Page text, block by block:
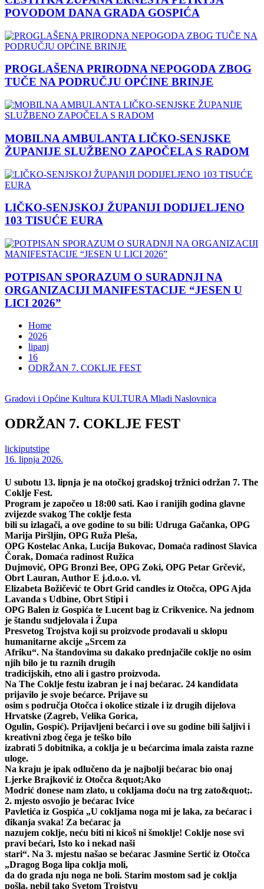
POVODOM DANA GRADA GOSPIĆA
PROGLAŠENA PRIRODNA NEPOGODA ZBOG
TUČE NA PODRUČJU OPĆINE BRINJE
MOBILNA AMBULANTA LIČKO-SENJSKE
ŽUPANIJE SLUŽBENO ZAPOČELA S RADOM
LIČKO-SENJSKOJ ŽUPANIJI DODIJELJENO
103 TISUĆE EURA
POTPISAN SPORAZUM O SURADNJI NA
ORGANIZACIJI MANIFESTACIJE “JESEN U
LICI 2026”
Home
2026
lipanj
16
ODRŽAN 7. COKLJE FEST
Gradovi i Općine Kultura KULTURA Mladi Naslovnica
ODRŽAN 7. COKLJE FEST
lickiputstipe
16. lipnja 2026.
U subotu 13. lipnja je na otočkoj gradskoj tržnici održan 7. The
Coklje Fest.
Program je započeo u 18:00 sati. Kao i ranijih godina glavne
zvijezde svakog The coklje festa
bili su izlagači, a ove godine to su bili: Udruga Gačanka, OPG
Marija Piršljin, OPG Ruža Pleša,
OPG Kostelac Anka, Lucija Bukovac, Domaća radinost Slavica
Čorak, Domaća radinost Ružica
Dujmović, OPG Bronzi Bee, OPG Zoki, OPG Petar Grčević,
Obrt Lauran, Author E j.d.o.o. vl.
Elizabeta Božičević te Obrt Grid candles iz Otočca, OPG Ajda
Lavanda s Udbine, Obrt Stipi i
OPG Balen iz Gospića te Lucent bag iz Crikvenice. Na jednom
je štandu sudjelovala i Župa
Presvetog Trojstva koji su proizvode prodavali u sklopu
humanitarne akcije „Srcem za
Afriku“. Na štandovima su dakako prednjačile coklje no osim
njih bilo je tu raznih drugih
tradicijskih, etno ali i gastro proizvoda.
Na The Coklje festu izabran je i naj bećarac. 24 kandidata
prijavilo je svoje bećarce. Prijave su
osim s područja Otočca i okolice stizale i iz drugih dijelova
Hrvatske (Zagreb, Velika Gorica,
Ogulin, Gospić). Prijavljeni bećarci i ove su godine bili šaljivi i
kreativni zbog čega je teško bilo
izabrati 5 dobitnika, a coklja je u bećarcima imala zaista razne
uloge.
Na kraju je ipak odlučeno da je najbolji bećarac bio onaj
Ljerke Brajković iz Otočca &quot;Ako
Modrić donese nam zlato, u cokljama doću na trg zato&quot;.
2. mjesto osvojio je bećarac Ivice
Pavletića iz Gospića „U cokljama noga mi je laka, za bećarac i
đikanja svaka! Za bećarac ja
nazujem coklje, neću biti ni kicoš ni šmoklje! Coklje nose svi
pravi bećari, Isto ko i nekad naši
stari“. Na 3. mjestu našao se bećarac Jasmine Sertić iz Otočca
„Dragog Boga lipa coklja moli,
da do grada nju noga ne boli. Starim mostom sad je coklja
pošla, nebil tako Svetom Trojstvu